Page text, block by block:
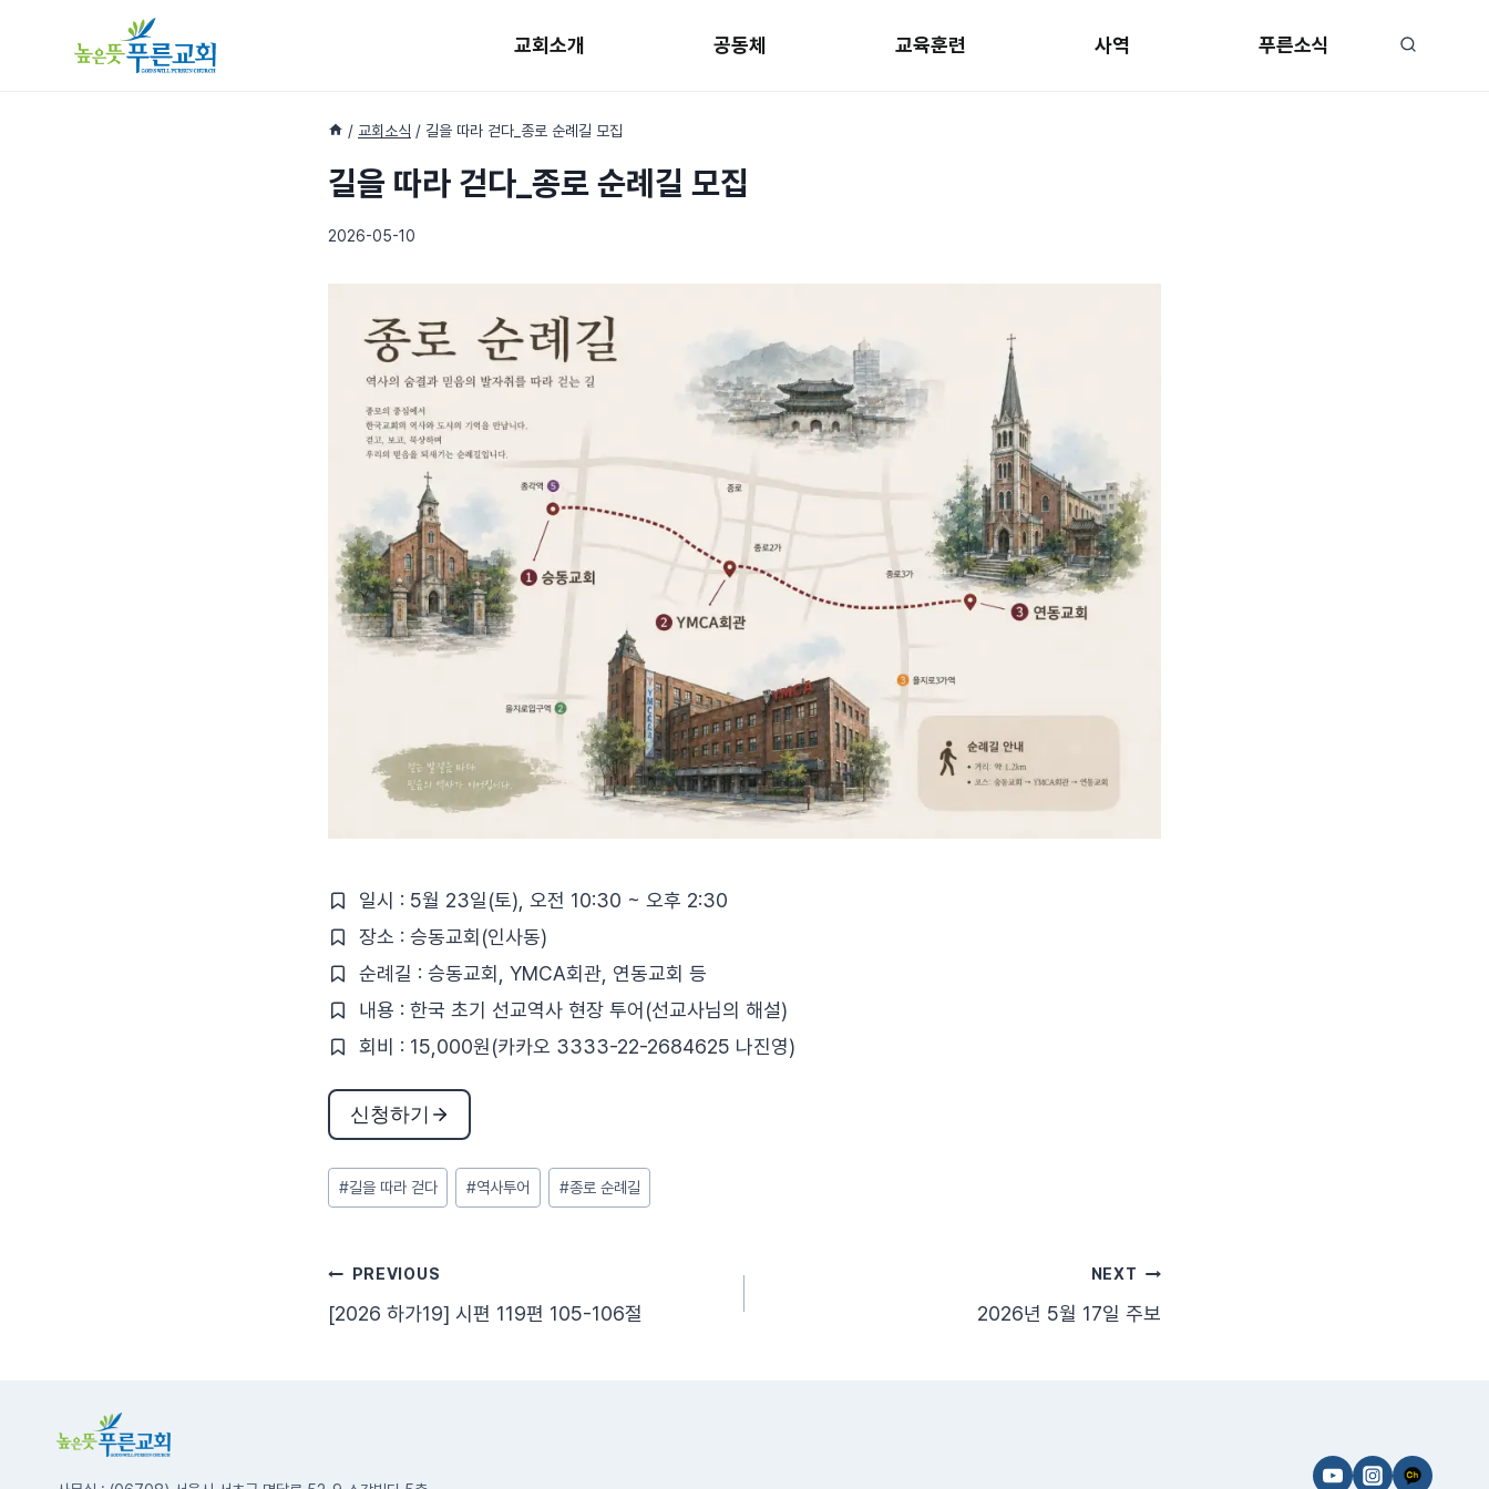
교회소개 공동체 교육훈련 사역 푸른소식
/ 교회소식 / 길을 따라 걷다_종로 순례길 모집
길을 따라 걷다_종로 순례길 모집
2026-05-10
일시 : 5월 23일(토), 오전 10:30 ~ 오후 2:30
장소 : 승동교회(인사동)
순례길 : 승동교회, YMCA회관, 연동교회 등
내용 : 한국 초기 선교역사 현장 투어(선교사님의 해설)
회비 : 15,000원(카카오 3333-22-2684625 나진영)
신청하기
Post
Tags:
#길을 따라 걷다 #역사투어 #종로 순례길
글PREVIOUS
[2026 하가19] 시편 119편 105-106절
NEXT
2026년 5월 17일 주보